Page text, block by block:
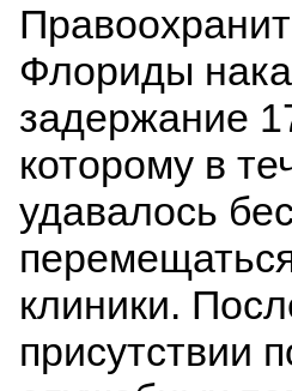
Флориды
задержание
которому в
удавалось
клиники.
присутствии